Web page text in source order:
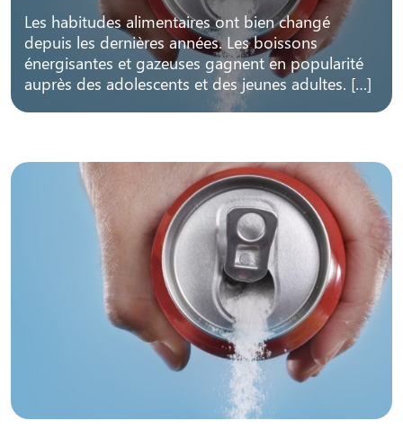
Les habitudes alimentaires ont bien changé
depuis les dernières années. Les boissons
énergisantes et gazeuses gagnent en popularité
auprès des adolescents et des jeunes adultes. […]